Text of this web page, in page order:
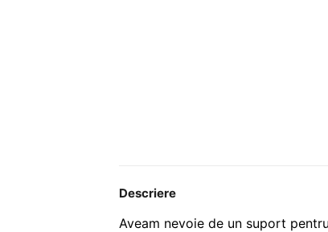
Descriere
Aveam nevoie de un suport